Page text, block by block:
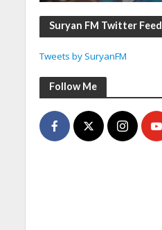
Suryan FM Twitter Feed
Tweets by SuryanFM
Follow Me